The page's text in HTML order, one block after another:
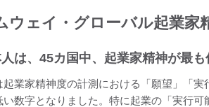
ウェイ・グローバル起業家
は、45カ国中、起業家精神が最も
起業家精神度の計測における「願望」「
い数字となりました。特に起業の「実行